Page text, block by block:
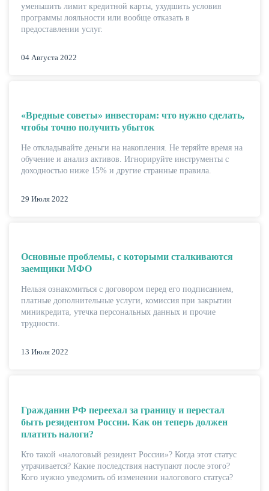
уменьшить лимит кредитной карты, ухудшить условия
программы лояльности или вообще отказать в
предоставлении услуг.
04 Августа 2022
«Вредные советы» инвесторам: что нужно сделать,
чтобы точно получить убыток
Не откладывайте деньги на накопления. Не теряйте время на
обучение и анализ активов. Игнорируйте инструменты с
доходностью ниже 15% и другие странные правила.
29 Июля 2022
Основные проблемы, с которыми сталкиваются
заемщики МФО
Нельзя ознакомиться с договором перед его подписанием,
платные дополнительные услуги, комиссия при закрытии
миникредита, утечка персональных данных и прочие
трудности.
13 Июля 2022
Гражданин РФ переехал за границу и перестал
быть резидентом России. Как он теперь должен
платить налоги?
Кто такой «налоговый резидент России»? Когда этот статус
утрачивается? Какие последствия наступают после этого?
Кого нужно уведомить об изменении налогового статуса?